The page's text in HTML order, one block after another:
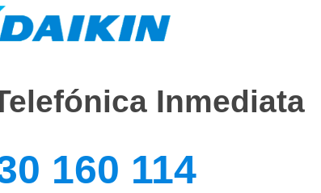
Inmediata
160 114